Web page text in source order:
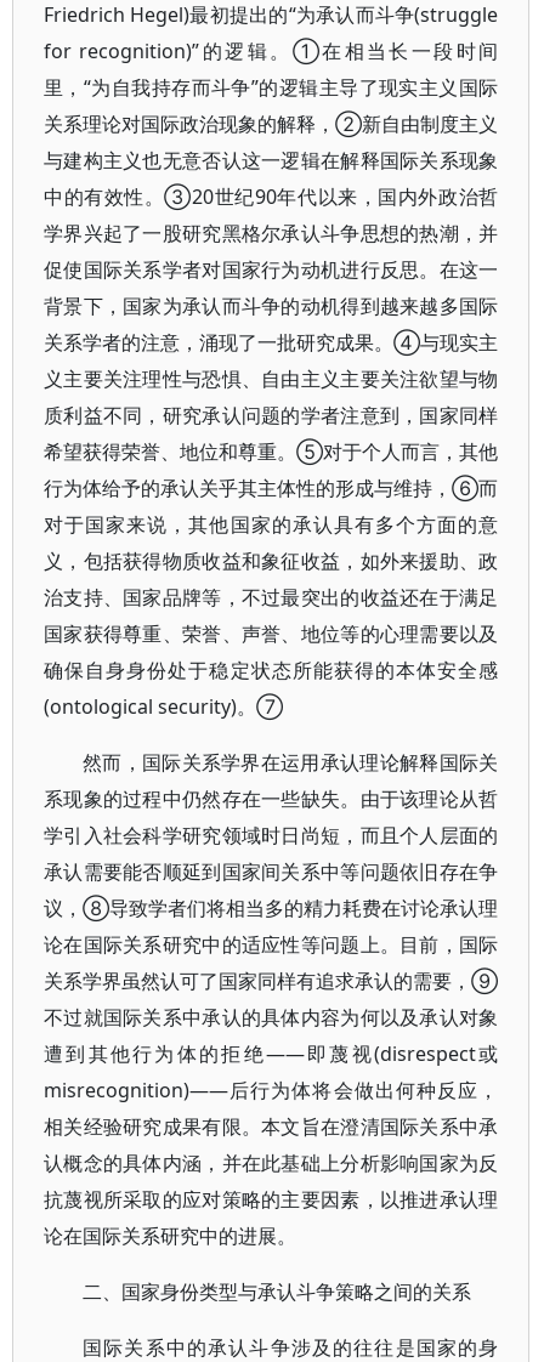
Friedrich Hegel)最初提出的“为承认而斗争(struggle
for recognition)”的逻辑。①在相当长一段时间
里，“为自我持存而斗争”的逻辑主导了现实主义国际
关系理论对国际政治现象的解释，②新自由制度主义
与建构主义也无意否认这一逻辑在解释国际关系现象
中的有效性。③20世纪90年代以来，国内外政治哲
学界兴起了一股研究黑格尔承认斗争思想的热潮，并
促使国际关系学者对国家行为动机进行反思。在这一
背景下，国家为承认而斗争的动机得到越来越多国际
关系学者的注意，涌现了一批研究成果。④与现实主
义主要关注理性与恐惧、自由主义主要关注欲望与物
质利益不同，研究承认问题的学者注意到，国家同样
希望获得荣誉、地位和尊重。⑤对于个人而言，其他
行为体给予的承认关乎其主体性的形成与维持，⑥而
对于国家来说，其他国家的承认具有多个方面的意
义，包括获得物质收益和象征收益，如外来援助、政
治支持、国家品牌等，不过最突出的收益还在于满足
国家获得尊重、荣誉、声誉、地位等的心理需要以及
确保自身身份处于稳定状态所能获得的本体安全感
(ontological security)。⑦
然而，国际关系学界在运用承认理论解释国际关
系现象的过程中仍然存在一些缺失。由于该理论从哲
学引入社会科学研究领域时日尚短，而且个人层面的
承认需要能否顺延到国家间关系中等问题依旧存在争
议，⑧导致学者们将相当多的精力耗费在讨论承认理
论在国际关系研究中的适应性等问题上。目前，国际
关系学界虽然认可了国家同样有追求承认的需要，⑨
不过就国际关系中承认的具体内容为何以及承认对象
遭到其他行为体的拒绝——即蔑视(disrespect或
misrecognition)——后行为体将会做出何种反应，
相关经验研究成果有限。本文旨在澄清国际关系中承
认概念的具体内涵，并在此基础上分析影响国家为反
抗蔑视所采取的应对策略的主要因素，以推进承认理
论在国际关系研究中的进展。
二、国家身份类型与承认斗争策略之间的关系
国际关系中的承认斗争涉及的往往是国家的身